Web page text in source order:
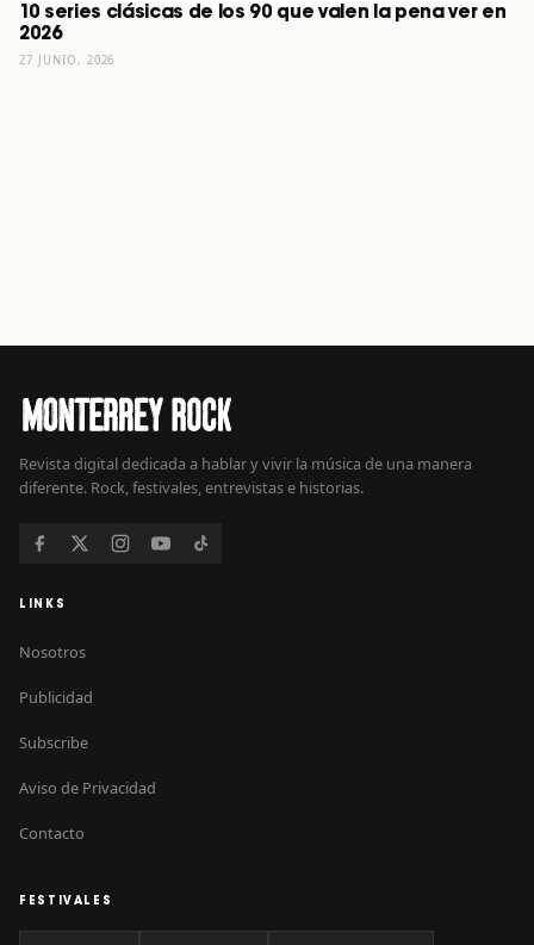
10 series clásicas de los 90 que valen la pena ver en
2026
27 JUNIO, 2026
Revista digital dedicada a hablar y vivir la música de una manera
diferente. Rock, festivales, entrevistas e historias.
LINKS
Nosotros
Publicidad
Subscribe
Aviso de Privacidad
Contacto
FESTIVALES